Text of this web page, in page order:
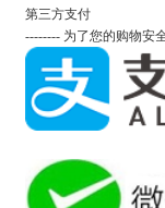
第三方支付
-------- 为了您的购物安全